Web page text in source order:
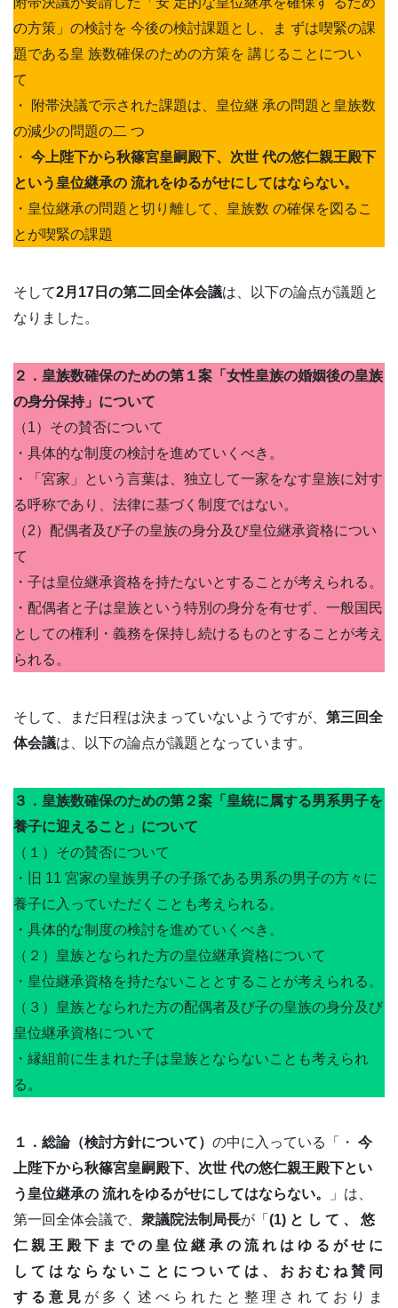
の方策」の検討を 今後の検討課題とし、ま ずは喫緊の課
題である皇 族数確保のための方策を 講じることについ
て
・ 附帯決議で示された課題は、皇位継 承の問題と皇族数
の減少の問題の二 つ
・ 今上陛下から秋篠宮皇嗣殿下、次世 代の悠仁親王殿下
という皇位継承の 流れをゆるがせにしてはならない。
・皇位継承の問題と切り離して、皇族数 の確保を図るこ
とが喫緊の課題
そして2月17日の第二回全体会議は、以下の論点が議題と
なりました。
２．皇族数確保のための第１案「女性皇族の婚姻後の皇族
の身分保持」について
（1）その賛否について
・具体的な制度の検討を進めていくべき。
・「宮家」という言葉は、独立して一家をなす皇族に対す
る呼称であり、法律に基づく制度ではない。
（2）配偶者及び子の皇族の身分及び皇位継承資格につい
て
・子は皇位継承資格を持たないとすることが考えられる。
・配偶者と子は皇族という特別の身分を有せず、一般国民
としての権利・義務を保持し続けるものとすることが考え
られる。
そして、まだ日程は決まっていないようですが、 第三回全
体会議は、以下の論点が議題となっています。
３．皇族数確保のための第２案「皇統に属する男系男子を
養子に迎えること」について
（１）その賛否について
・旧 11 宮家の皇族男子の子孫である男系の男子の方々に
養子に入っていただくことも考えられる。
・具体的な制度の検討を進めていくべき。
（２）皇族となられた方の皇位継承資格について
・皇位継承資格を持たないこととすることが考えられる。
（３）皇族となられた方の配偶者及び子の皇族の身分及び
皇位継承資格について
・縁組前に生まれた子は皇族とならないことも考えられ
る。
１．総論（検討方針について） の中に入っている「・ 今
上陛下から秋篠宮皇嗣殿下、次世 代の悠仁親王殿下とい
う皇位継承の 流れをゆるがせにしてはならない。
」は、
第一回全体会議で、 衆議院法制局長が「 (1) と し て 、 悠
仁 親 王 殿 下 ま で の 皇 位 継 承 の 流 れ は ゆ る が せ に
し て は な ら な い こ と に つ い て は 、 お お む ね 賛 同
す る 意 見 が 多 く 述 べ ら れ た と 整 理 さ れ て お り ま